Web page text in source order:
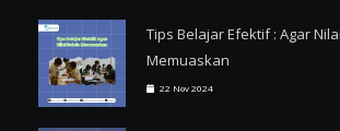
Tips Belajar Efektif : Agar
Memuaskan
22 Nov 2024